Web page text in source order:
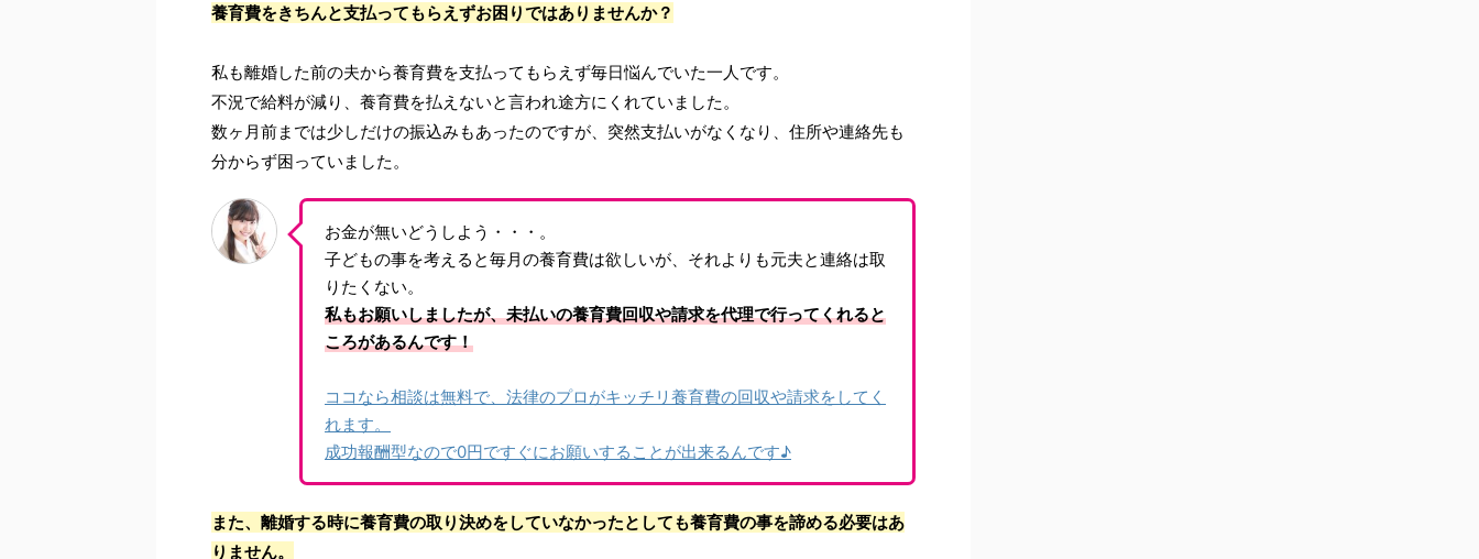
養育費をきちんと支払ってもらえずお困りではありませんか？
私も離婚した前の夫から養育費を支払ってもらえず毎日悩んでいた一人です。
不況で給料が減り、養育費を払えないと言われ途方にくれていました。
数ヶ月前までは少しだけの振込みもあったのですが、突然支払いがなくなり、住所や連絡先も
分からず困っていました。
お金が無いどうしよう・・・。
子どもの事を考えると毎月の養育費は欲しいが、それよりも元夫と連絡は取
りたくない。
私もお願いしましたが、未払いの養育費回収や請求を代理で行ってくれると
ころがあるんです！
ココなら相談は無料で、法律のプロがキッチリ養育費の回収や請求をしてく
れます。
成功報酬型なので0円ですぐにお願いすることが出来るんです♪
また、離婚する時に養育費の取り決めをしていなかったとしても養育費の事を諦める必要はあ
りません。